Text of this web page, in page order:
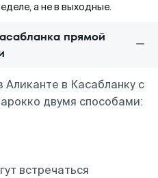
а не в выходные.
прямой
в Касабланку с
двумя способами:
встречаться